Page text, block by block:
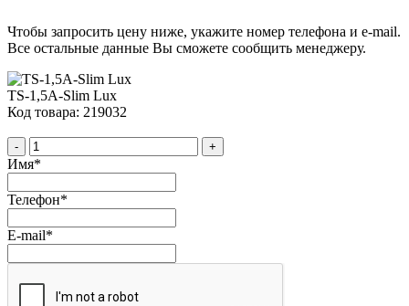
Чтобы запросить цену ниже, укажите номер телефона и e-mail.
Все остальные данные Вы сможете сообщить менеджеру.
TS-1,5A-Slim Lux
Код товара: 219032
- +
Имя*
Телефон*
E-mail*